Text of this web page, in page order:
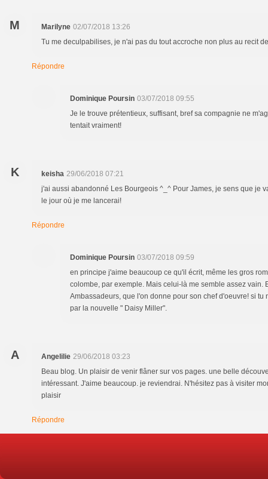
M Marilyne 02/07/2018 13:26
Tu me deculpabilises, je n'ai pas du tout accroche non plus au recit
Répondre
Dominique Poursin 03/07/2018 09:55
Je le trouve prétentieux, suffisant, bref sa compagnie ne
tentait vraiment!
K keisha 29/06/2018 07:21
j'ai aussi abandonné Les Bourgeois ^_^ Pour James, je sens que je
le jour où je me lancerai!
Répondre
Dominique Poursin 03/07/2018 09:59
en principe j'aime beaucoup ce qu'il écrit, même les gros
colombe, par exemple. Mais celui-là me semble assez vain.
Ambassadeurs, que l'on donne pour son chef d'oeuvre! si tu
par la nouvelle " Daisy Miller".
A Angelilie 29/06/2018 03:23
Beau blog. Un plaisir de venir flâner sur vos pages. une belle
intéressant. J'aime beaucoup. je reviendrai. N'hésitez pas à visiter
plaisir
Répondre